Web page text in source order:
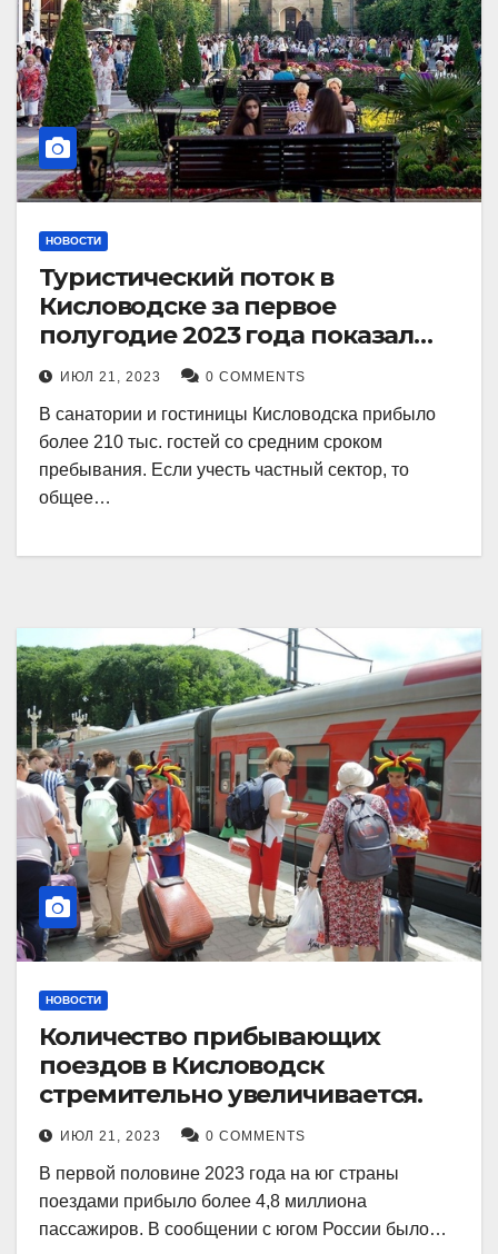
НОВОСТИ
Туристический поток в
Кисловодске за первое
полугодие 2023 года показал
рекордный рост в 21 процент.
ИЮЛ 21, 2023 0 COMMENTS
В санатории и гостиницы Кисловодска прибыло
более 210 тыс. гостей со средним сроком
пребывания. Если учесть частный сектор, то
общее…
НОВОСТИ
Количество прибывающих
поездов в Кисловодск
стремительно увеличивается.
ИЮЛ 21, 2023 0 COMMENTS
В первой половине 2023 года на юг страны
поездами прибыло более 4,8 миллиона
пассажиров. В сообщении с югом России было…